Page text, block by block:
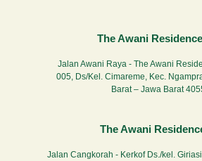
The Awani
Jalan Awani Raya - The Awani
005, Ds/Kel. Cimareme, Kec.
Barat – Jawa Barat
The Awani
Jalan Cangkorah - Kerkof Ds./kel.